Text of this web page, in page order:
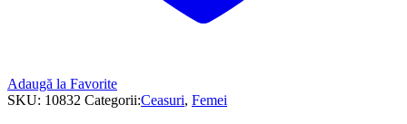
Adaugă la Favorite
SKU: 10832 Categorii:Ceasuri, Femei